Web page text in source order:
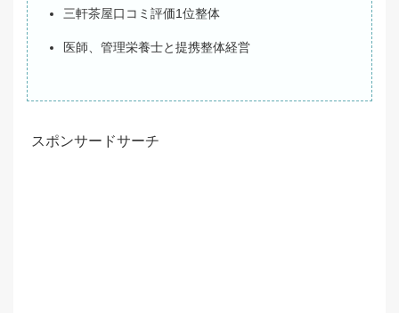
三軒茶屋口コミ評価1位整体
医師、管理栄養士と提携整体経営
スポンサードサーチ